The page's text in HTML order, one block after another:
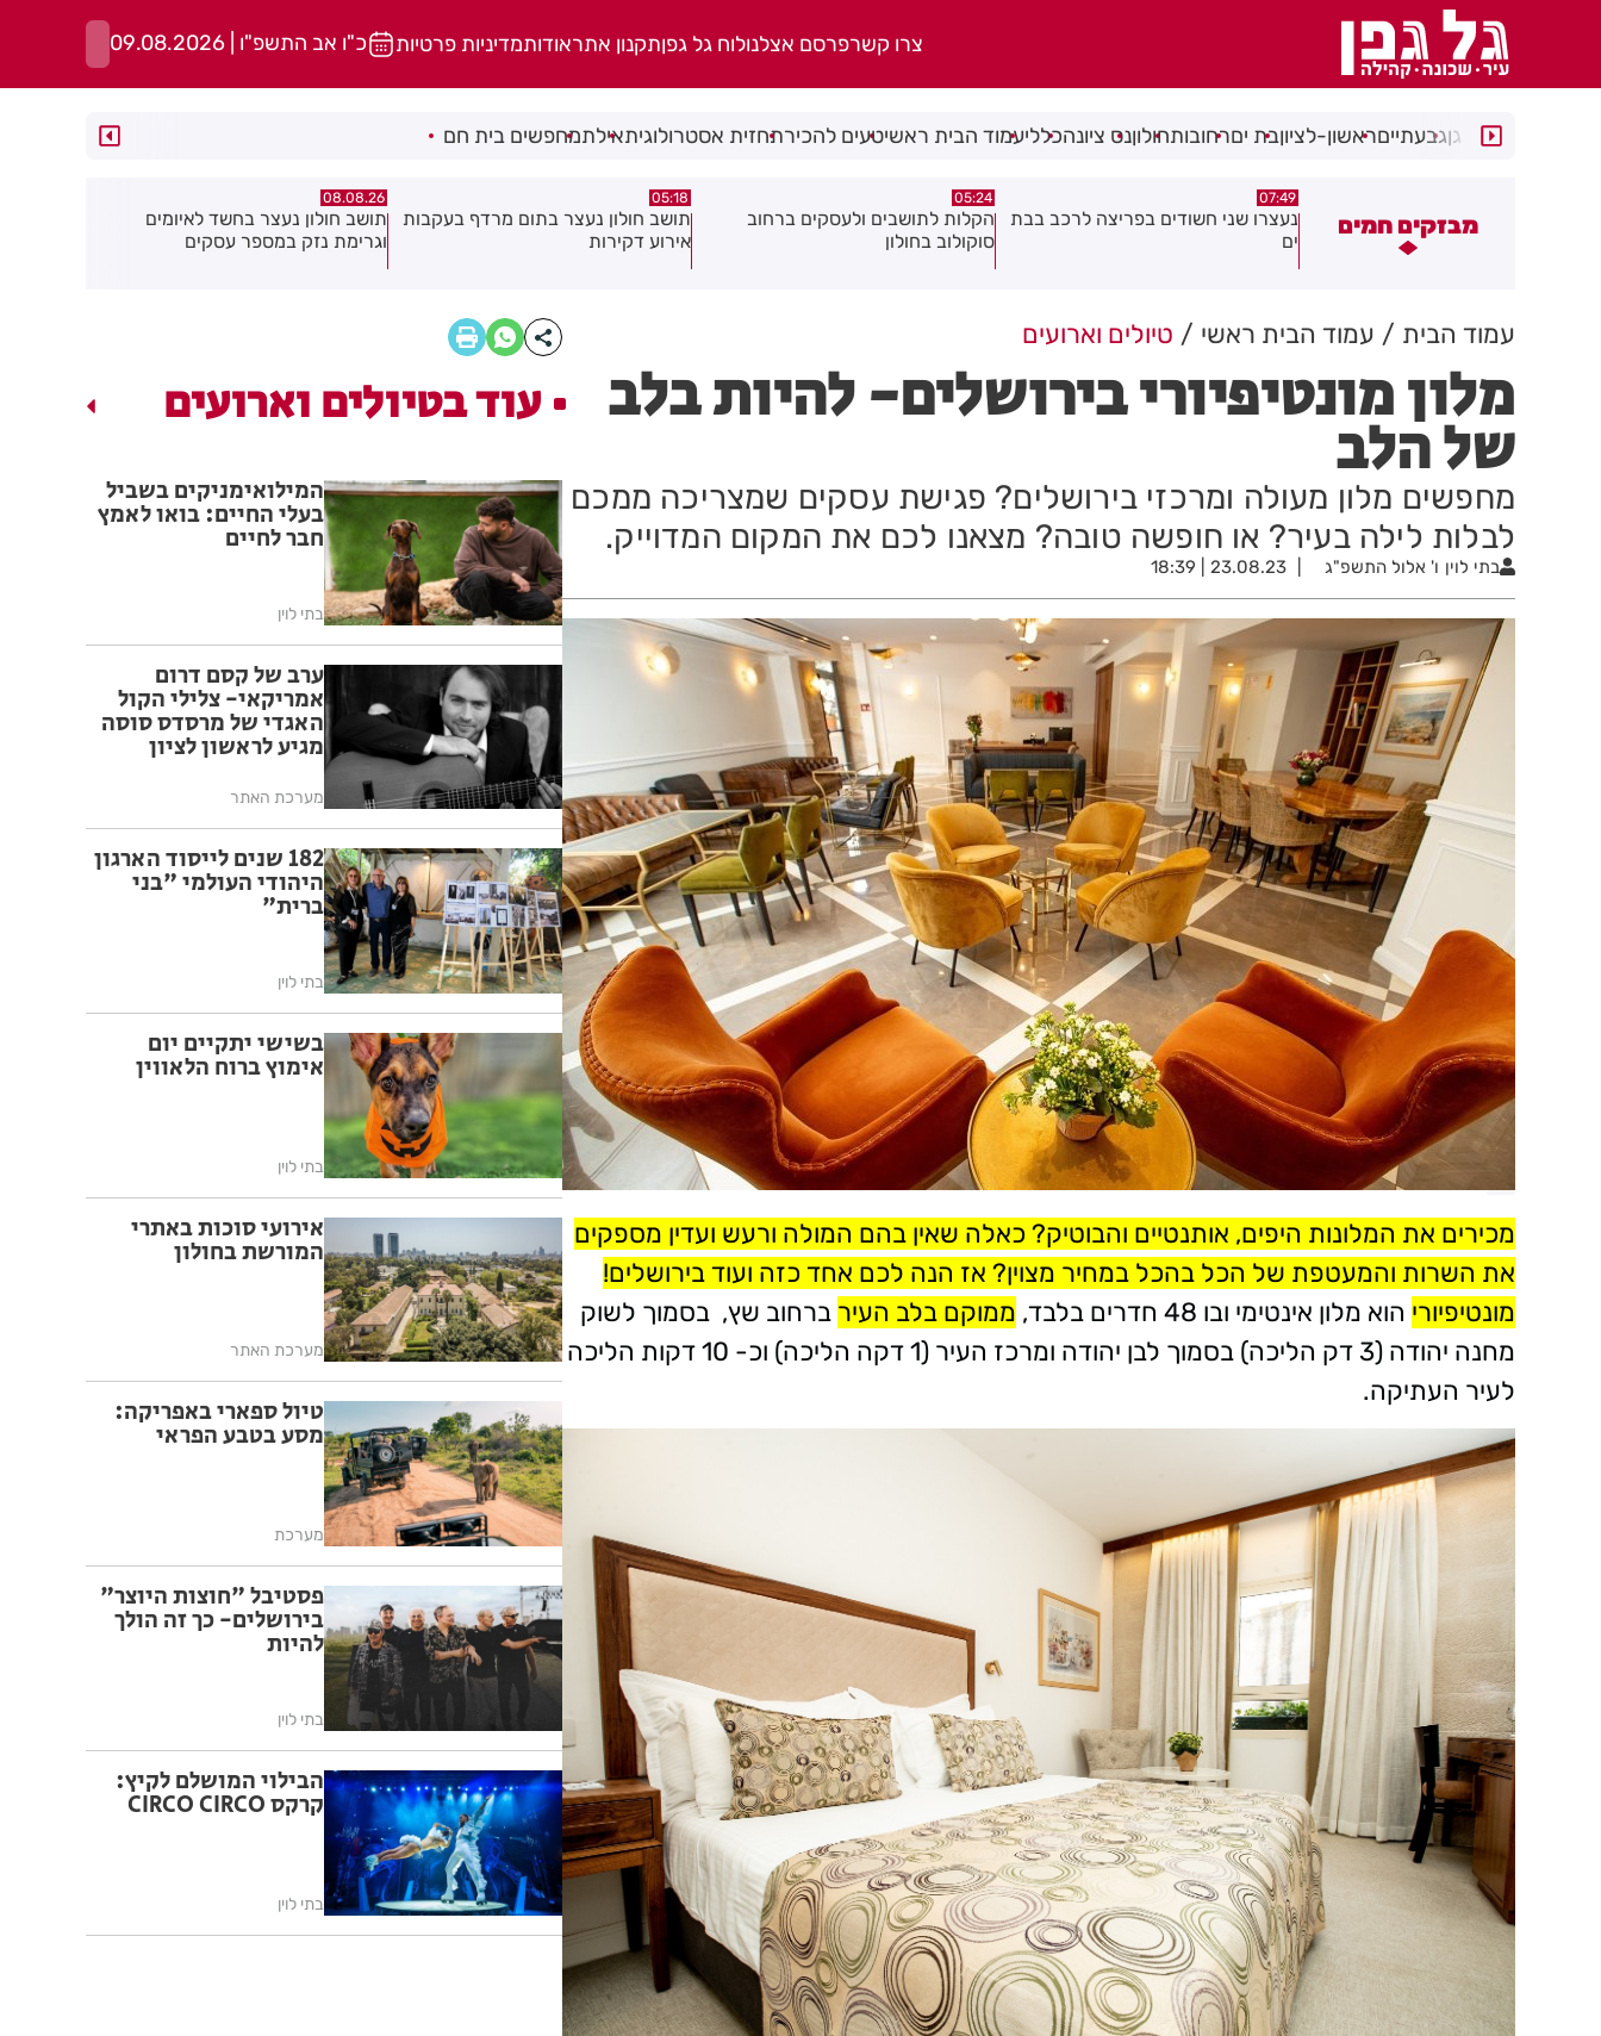
צרו קשרפרסם אצלנולוח גל גפןתקנון אתראודותמדיניות פרטיות כ"ו אב התשפ"ו | 09.08.2026
רמת גןגבעתייםראשון-לציוןבת יםרחובותחולוןנס ציונהכלליעמוד הבית ראשיטעים להכירתחזית אסטרולוגיתאילתמחפשים בית חם
מבזקים חמים
נעצרו שני חשודים בפריצה לרכב בבת
05:24
הקלות לתושבים ולעסקים ברחוב
סוקולוב בחולון
05:18
תושב חולון נעצר בתום מרדף בעקבות
אירוע דקירות
08.08.26
תושב חולון נעצר בחשד לאיומים
וגרימת נזק במספר עסקים
07.08.26
פרשת ראה - להגיע לקומה 20
ולחזור!
עמוד הבית עמוד הבית ראשי טיולים וארועים
מלון מונטיפיורי בירושלים- להיות בלב
של הלב
מחפשים מלון מעולה ומרכזי בירושלים? פגישת עסקים שמצריכה ממכם
לבלות לילה בעיר? או חופשה טובה? מצאנו לכם את המקום המדוייק.
בתי לוין ו' אלול התשפ"ג 23.08.23 | 18:39
מכירים את המלונות היפים, אותנטיים והבוטיק? כאלה שאין בהם המולה ורעש ועדין מספקים
את השרות והמעטפת של הכל בהכל במחיר מצוין? אז הנה לכם אחד כזה ועוד בירושלים!
מונטיפיורי הוא מלון אינטימי ובו 48 חדרים בלבד, ממוקם בלב העיר ברחוב שץ, בסמוך לשוק
מחנה יהודה (3 דק הליכה) בסמוך לבן יהודה ומרכז העיר (1 דקה הליכה) וכ- 10 דקות הליכה
לעיר העתיקה.
עוד בטיולים וארועים
המילואימניקים בשביל
בעלי החיים: בואו לאמץ
חבר לחיים
בתי לוין
ערב של קסם דרום
אמריקאי- צלילי הקול
האגדי של מרסדס סוסה
מגיע לראשון לציון
מערכת האתר
182 שנים לייסוד הארגון
היהודי העולמי "בני
ברית"
בתי לוין
בשישי יתקיים יום
אימוץ ברוח הלאווין
בתי לוין
אירועי סוכות באתרי
המורשת בחולון
מערכת האתר
טיול ספארי באפריקה:
מסע בטבע הפראי
מערכת
פסטיבל "חוצות היוצר"
בירושלים- כך זה הולך
להיות
בתי לוין
הבילוי המושלם לקיץ:
קרקס CIRCO CIRCO
בתי לוין